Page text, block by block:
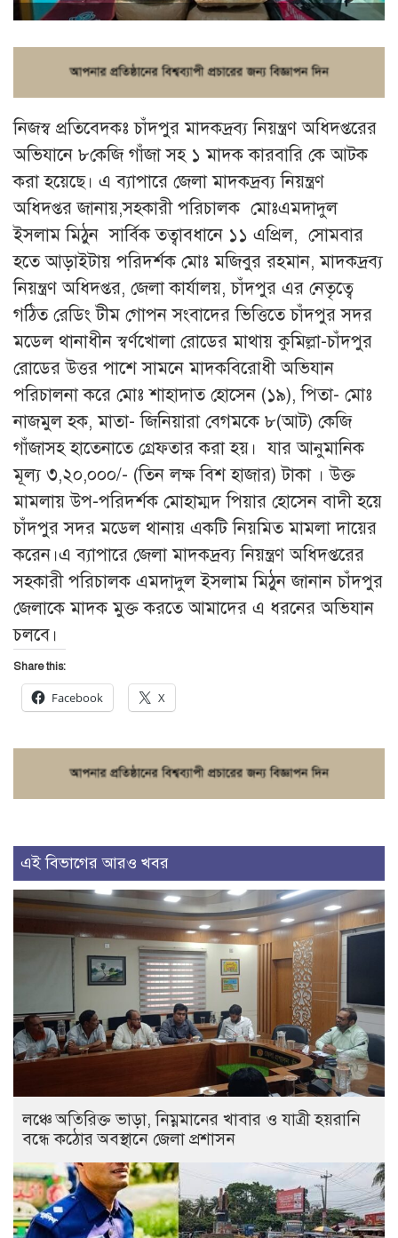
নিজস্ব প্রতিবেদকঃ চাঁদপুর মাদকদ্রব্য নিয়ন্ত্রণ অধিদপ্তরের
অভিযানে ৮কেজি গাঁজা সহ ১ মাদক কারবারি কে আটক
করা হয়েছে। এ ব্যাপারে জেলা মাদকদ্রব্য নিয়ন্ত্রণ
অধিদপ্তর জানায়,সহকারী পরিচালক মোঃএমদাদুল
ইসলাম মিঠুন সার্বিক তত্বাবধানে ১১ এপ্রিল, সোমবার
হতে আড়াইটায় পরিদর্শক মোঃ মজিবুর রহমান, মাদকদ্রব্য
নিয়ন্ত্রণ অধিদপ্তর, জেলা কার্যালয়, চাঁদপুর এর নেতৃত্বে
গঠিত রেডিং টীম গোপন সংবাদের ভিত্তিতে চাঁদপুর সদর
মডেল থানাধীন স্বর্ণখোলা রোডের মাথায় কুমিল্লা-চাঁদপুর
রোডের উত্তর পাশে সামনে মাদকবিরোধী অভিযান
পরিচালনা করে মোঃ শাহাদাত হোসেন (১৯), পিতা- মোঃ
নাজমুল হক, মাতা- জিনিয়ারা বেগমকে ৮(আট) কেজি
গাঁজাসহ হাতেনাতে গ্রেফতার করা হয়। যার আনুমানিক
মূল্য ৩,২০,০০০/- (তিন লক্ষ বিশ হাজার) টাকা । উক্ত
মামলায় উপ-পরিদর্শক মোহাম্মদ পিয়ার হোসেন বাদী হয়ে
চাঁদপুর সদর মডেল থানায় একটি নিয়মিত মামলা দায়ের
করেন।এ ব্যাপারে জেলা মাদকদ্রব্য নিয়ন্ত্রণ অধিদপ্তরের
সহকারী পরিচালক এমদাদুল ইসলাম মিঠুন জানান চাঁদপুর
জেলাকে মাদক মুক্ত করতে আমাদের এ ধরনের অভিযান
চলবে।
Share this:
Facebook X
এই বিভাগের আরও খবর
লঞ্চে অতিরিক্ত ভাড়া, নিম্নমানের খাবার ও যাত্রী হয়রানি
বন্ধে কঠোর অবস্থানে জেলা প্রশাসন